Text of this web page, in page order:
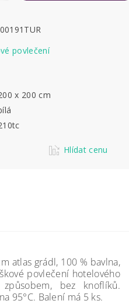
povlečení
x 200 cm
Hlídat cenu
atlas grádl, 100 % bavlna,
povlečení hotelového
bez knoflíků.
95°C. Balení má 5 ks.